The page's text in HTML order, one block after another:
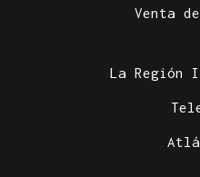
Venta
La Región